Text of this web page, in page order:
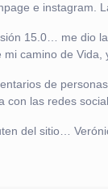
e instagram.
15.0… me dio
mi camino de
de
con las redes
del sitio…